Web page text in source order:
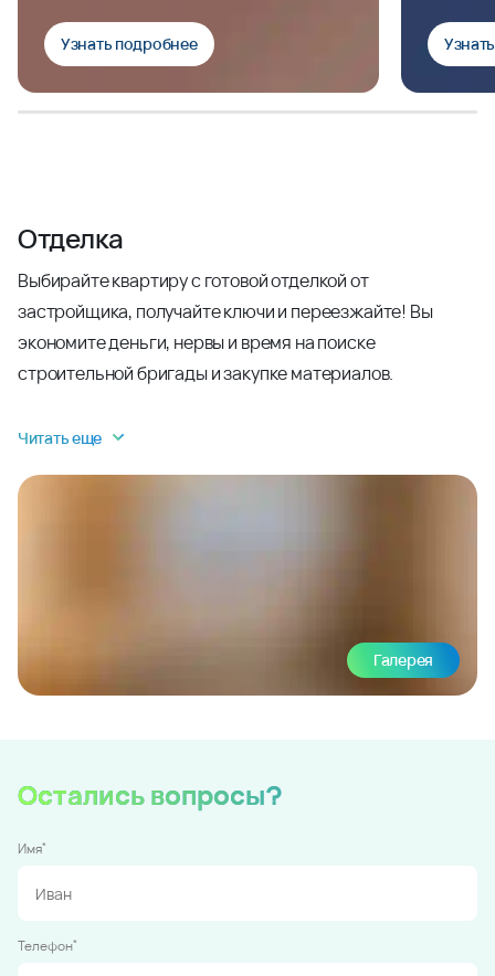
Узнать подробнее
Отделка
Выбирайте квартиру с готовой отделкой от
застройщика, получайте ключи и переезжайте! Вы
экономите деньги, нервы и время на поиске
строительной бригады и закупке материалов.
Читать еще
Галерея
Остались вопросы?
Имя*
Телефон*